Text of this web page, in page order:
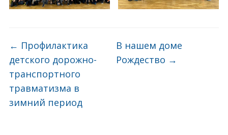
← Профилактика
детского дорожно-
транспортного
травматизма в
зимний период
В нашем доме
Рождество →